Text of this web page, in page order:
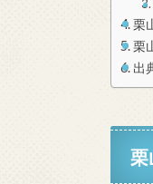
栗
栗
出
栗